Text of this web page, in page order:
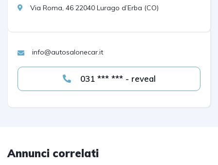
Via Roma, 46 22040 Lurago d’Erba (CO)
info@autosalonecar.it
031 *** *** - reveal
Annunci correlati